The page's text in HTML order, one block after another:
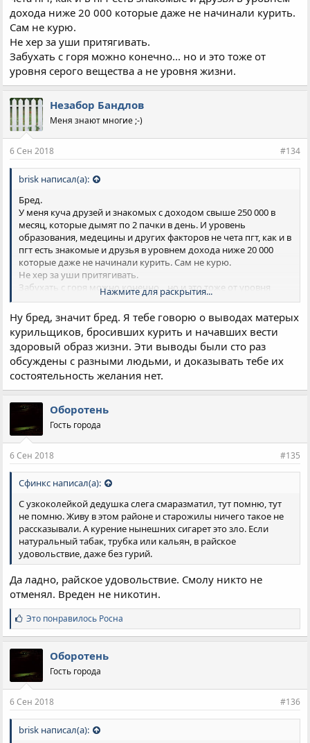
дохода ниже 20 000 которые даже не начинали курить.
Сам не курю.
Не хер за уши притягивать.
Забухать с горя можно конечно... но и это тоже от
уровня серого вещества а не уровня жизни.
Незабор Бандлов
Меня знают многие ;-)
6 Сен 2018 #134
brisk написал(а):
Бред.
У меня куча друзей и знакомых с доходом свыше 250 000 в
месяц, которые дымят по 2 пачки в день. И уровень
образования, медецины и других факторов не чета пгт, как и в
пгт есть знакомые и друзья в уровнем дохода ниже 20 000
которые даже не начинали курить. Сам не курю.
Не хер за уши притягивать.
Забухать с горя можно конечно... но и это тоже от уровня
серого вещества а не уровня жизни.
Нажмите для раскрытия...
Ну бред, значит бред. Я тебе говорю о выводах матерых
курильщиков, бросивших курить и начавших вести
здоровый образ жизни. Эти выводы были сто раз
обсуждены с разными людьми, и доказывать тебе их
состоятельность желания нет.
Оборотень
Гость города
6 Сен 2018 #135
Сфинкс написал(а):
С узкоколейкой дедушка слега смаразматил, тут помню, тут
не помню. Живу в этом районе и старожилы ничего такое не
рассказывали. А курение нынешних сигарет это зло. Если
натуральный табак, трубка или кальян, в райское
удовольствие, даже без гурий.
Да ладно, райское удовольствие. Смолу никто не
отменял. Вреден не никотин.
С
и
м
п
т
и
:
Это понравилось Росна
Оборотень
Гость города
6 Сен 2018 #136
brisk написал(а):